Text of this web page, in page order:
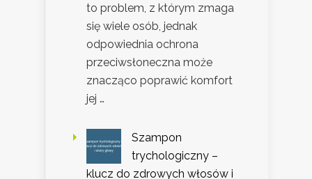
to problem, z którym zmaga
się wiele osób, jednak
odpowiednia ochrona
przeciwsłoneczna może
znacząco poprawić komfort
jej …
Szampon
trychologiczny –
klucz do zdrowych włosów i